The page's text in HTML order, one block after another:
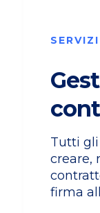
SERVIZI
Tutti
creare,
firma